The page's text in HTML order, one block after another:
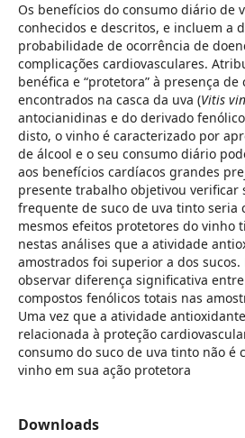
Os benefícios do consumo diário de
conhecidos e descritos, e incluem a
probabilidade de ocorrência de
complicações cardiovasculares.
benéfica e “protetora” à presença
encontrados na casca da uva (Vitis
antocianidinas e do derivado
disto, o vinho é caracterizado por
de álcool e o seu consumo diário
aos benefícios cardíacos grandes
presente trabalho objetivou verificar
frequente de suco de uva tinto seria
mesmos efeitos protetores do vinho
nestas análises que a atividade
amostrados foi superior a dos sucos.
observar diferença significativa
compostos fenólicos totais nas
Uma vez que a atividade
relacionada à proteção
consumo do suco de uva tinto não é
vinho em sua ação protetora
Downloads